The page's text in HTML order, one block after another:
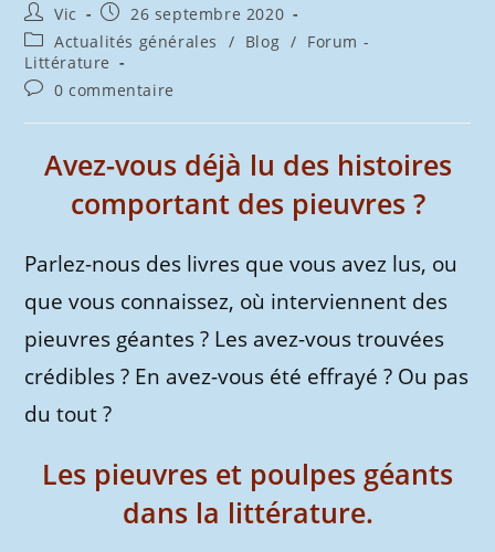
Auteur/autrice
de
la
publication :
Vic
Publication
publiée :
26 septembre 2020
Post
category:
Actualités générales / Blog / Forum -
Littérature
Commentaires
la
publication :
0 commentaire
Avez-vous déjà lu des histoires
comportant des pieuvres ?
Parlez-nous des livres que vous avez lus, ou
que vous connaissez, où interviennent des
pieuvres géantes ? Les avez-vous trouvées
crédibles ? En avez-vous été effrayé ? Ou pas
du tout ?
Les pieuvres et poulpes géants
dans la littérature.